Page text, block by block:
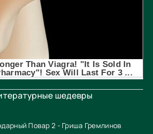
шедевры
Повар 2 - Гриша Гремлинов